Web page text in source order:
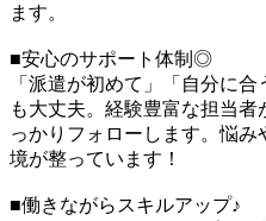
ます。
■安心のサポート体制◎
「派遣が初めて」「自分に
も大丈夫。経験豊富な担当
っかりフォローします。悩
境が整っています！
■働きながらスキルアップ♪